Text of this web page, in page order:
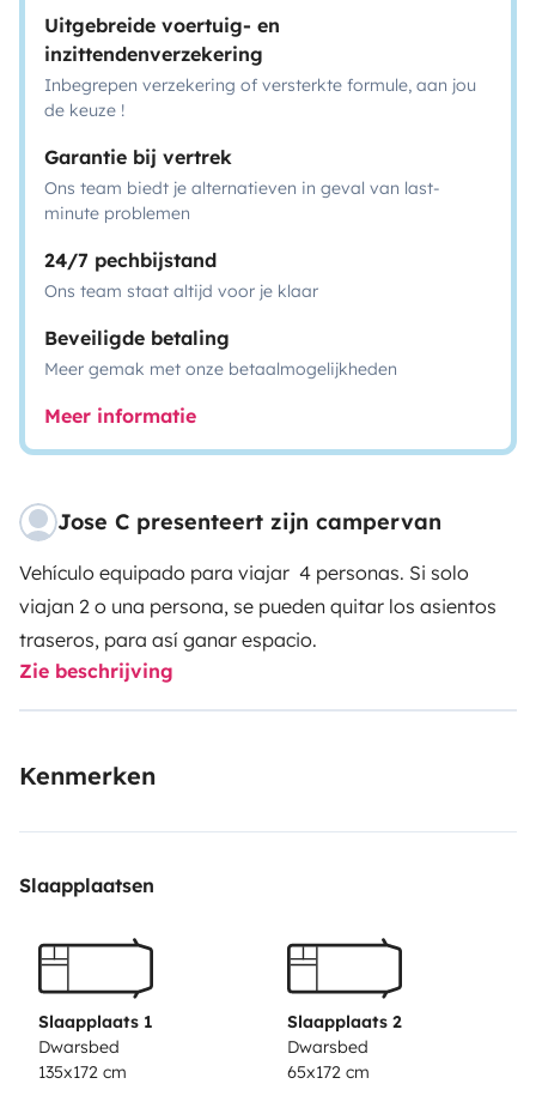
Uitgebreide voertuig- en
inzittendenverzekering
Inbegrepen verzekering of versterkte formule, aan jou
de keuze !
Garantie bij vertrek
Ons team biedt je alternatieven in geval van last-
minute problemen
24/7 pechbijstand
Ons team staat altijd voor je klaar
Beveiligde betaling
Meer gemak met onze betaalmogelijkheden
Meer informatie
Jose C presenteert zijn campervan
Vehículo equipado para viajar 4 personas. Si solo
viajan 2 o una persona, se pueden quitar los asientos
traseros, para así ganar espacio.
Zie beschrijving
Kenmerken
Slaapplaatsen
Slaapplaats 1
Dwarsbed
135x172 cm
Slaapplaats 2
Dwarsbed
65x172 cm